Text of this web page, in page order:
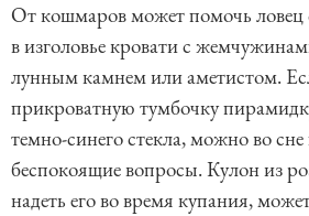
От кошмаров может помочь
в изголовье кровати с
лунным камнем или аметистом.
прикроватную тумбочку
темно-синего стекла, можно во
беспокоящие вопросы. Кулон из
надеть его во время купания,